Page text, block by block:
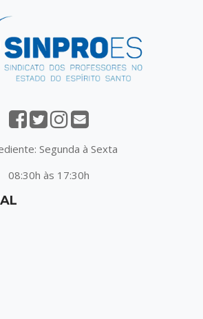
Segunda à Sexta
08:30h às 17:30h